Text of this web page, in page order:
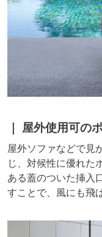
屋外使用可の
屋外ソファなどで見
じ、対候性に優れた
ある蓋のついた挿入
すことで、風にも飛